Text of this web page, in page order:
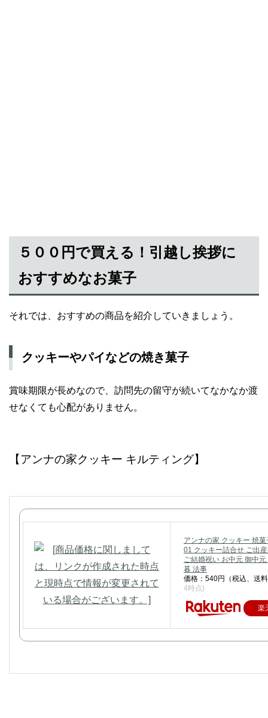
５００円で買える！引越し挨拶に
おすすめなお菓子
それでは、おすすめの商品を紹介していきましょう。
クッキーやパイなどの焼き菓子
賞味期限が長めなので、訪問先の留守が続いてなかなか渡
せなくても心配がありません。
【アンナの家クッキー キルティング】
アンナの家 クッキー 焼
01 クッキー詰合せ ご出
ご結婚祝い お中元 御中
暮 法事
価格：540円（税込、送
4時点)
楽